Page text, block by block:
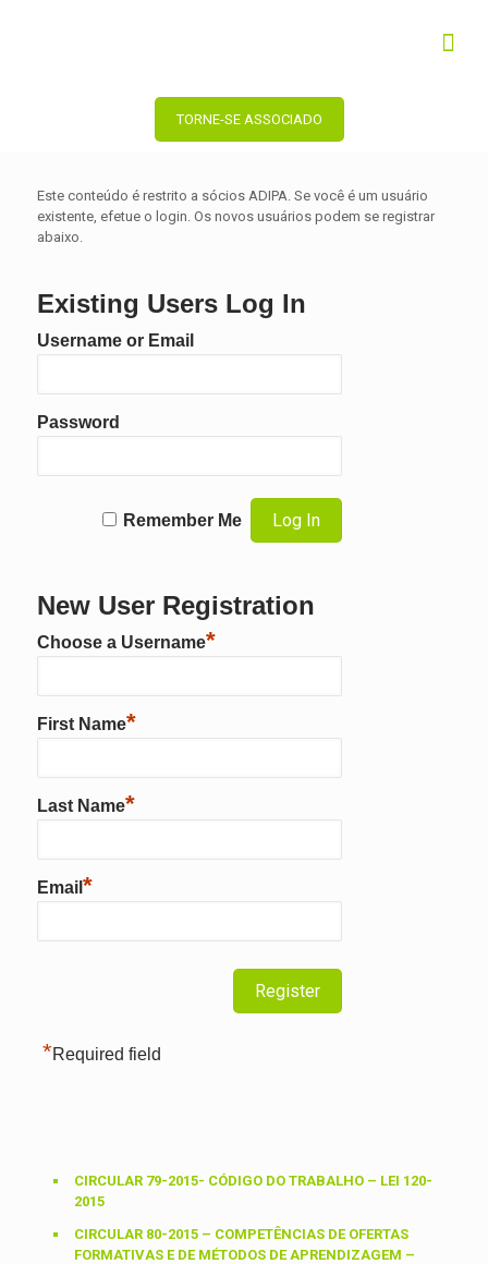
TORNE-SE ASSOCIADO
Este conteúdo é restrito a sócios ADIPA. Se você é um usuário
existente, efetue o login. Os novos usuários podem se registrar
abaixo.
Existing Users Log In
Username or Email
Password
Remember Me
New User Registration
Choose a Username*
First Name*
Last Name*
Email *
*Required field
CIRCULAR 79-2015- CÓDIGO DO TRABALHO – LEI 120-
2015
CIRCULAR 80-2015 – COMPETÊNCIAS DE OFERTAS
FORMATIVAS E DE MÉTODOS DE APRENDIZAGEM –